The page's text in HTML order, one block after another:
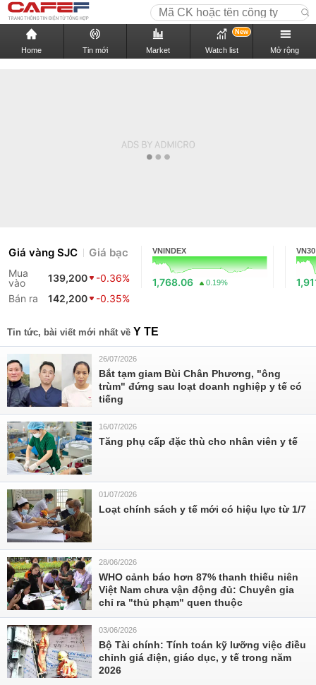
Home Tin mới Market Watch list
New
Mở rộng
Giá vàng SJC Giá bạc
Mua
vào
139,200
-0.36%
Bán ra
142,200 -0.35%
VNINDEX
1,768.06 0.19%
VN30
Tin tức, bài viết mới nhất về Y TE
26/07/2026
Bắt tạm giam Bùi Chân Phương, "ông
trùm" đứng sau loạt doanh nghiệp y tế có
tiếng
16/07/2026
Tăng phụ cấp đặc thù cho nhân viên y tế
01/07/2026
Loạt chính sách y tế mới có hiệu lực từ 1/7
28/06/2026
WHO cảnh báo hơn 87% thanh thiếu niên
Việt Nam chưa vận động đủ: Chuyên gia
chỉ ra "thủ phạm" quen thuộc
03/06/2026
Bộ Tài chính: Tính toán kỹ lưỡng việc điều
chỉnh giá điện, giáo dục, y tế trong năm
2026